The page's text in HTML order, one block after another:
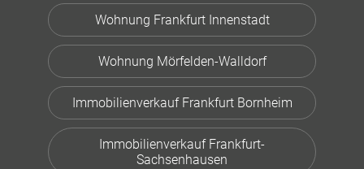
Wohnung Frankfurt Innenstadt
Wohnung Mörfelden-Walldorf
Immobilienverkauf Frankfurt Bornheim
Immobilienverkauf Frankfurt-
Sachsenhausen